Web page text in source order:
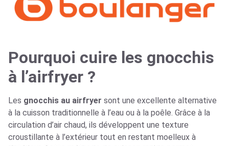
Pourquoi cuire les gnocchis
à l’airfryer ?
Les gnocchis au airfryer sont une excellente alternative
à la cuisson traditionnelle à l’eau ou à la poêle. Grâce à la
circulation d’air chaud, ils développent une texture
croustillante à l’extérieur tout en restant moelleux à